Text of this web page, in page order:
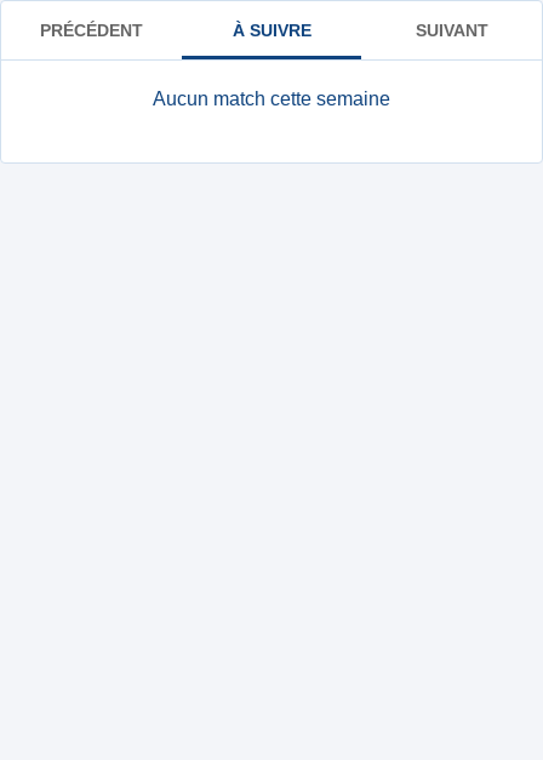
PRÉCÉDENT À SUIVRE SUIVANT
Aucun match cette semaine